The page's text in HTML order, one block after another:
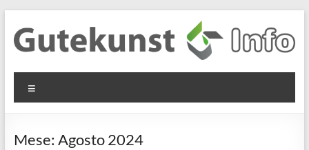
contenuto
Gutekunst
Formfedern
GmbH
Informationen
Flachmaterial
Mese: Agosto 2024